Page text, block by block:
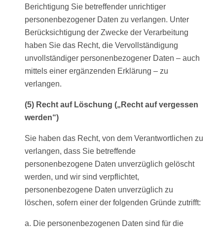
Berichtigung Sie betreffender unrichtiger
personenbezogener Daten zu verlangen. Unter
Berücksichtigung der Zwecke der Verarbeitung
haben Sie das Recht, die Vervollständigung
unvollständiger personenbezogener Daten – auch
mittels einer ergänzenden Erklärung – zu
verlangen.
(5) Recht auf Löschung („Recht auf vergessen
werden“)
Sie haben das Recht, von dem Verantwortlichen zu
verlangen, dass Sie betreffende
personenbezogene Daten unverzüglich gelöscht
werden, und wir sind verpflichtet,
personenbezogene Daten unverzüglich zu
löschen, sofern einer der folgenden Gründe zutrifft:
a. Die personenbezogenen Daten sind für die